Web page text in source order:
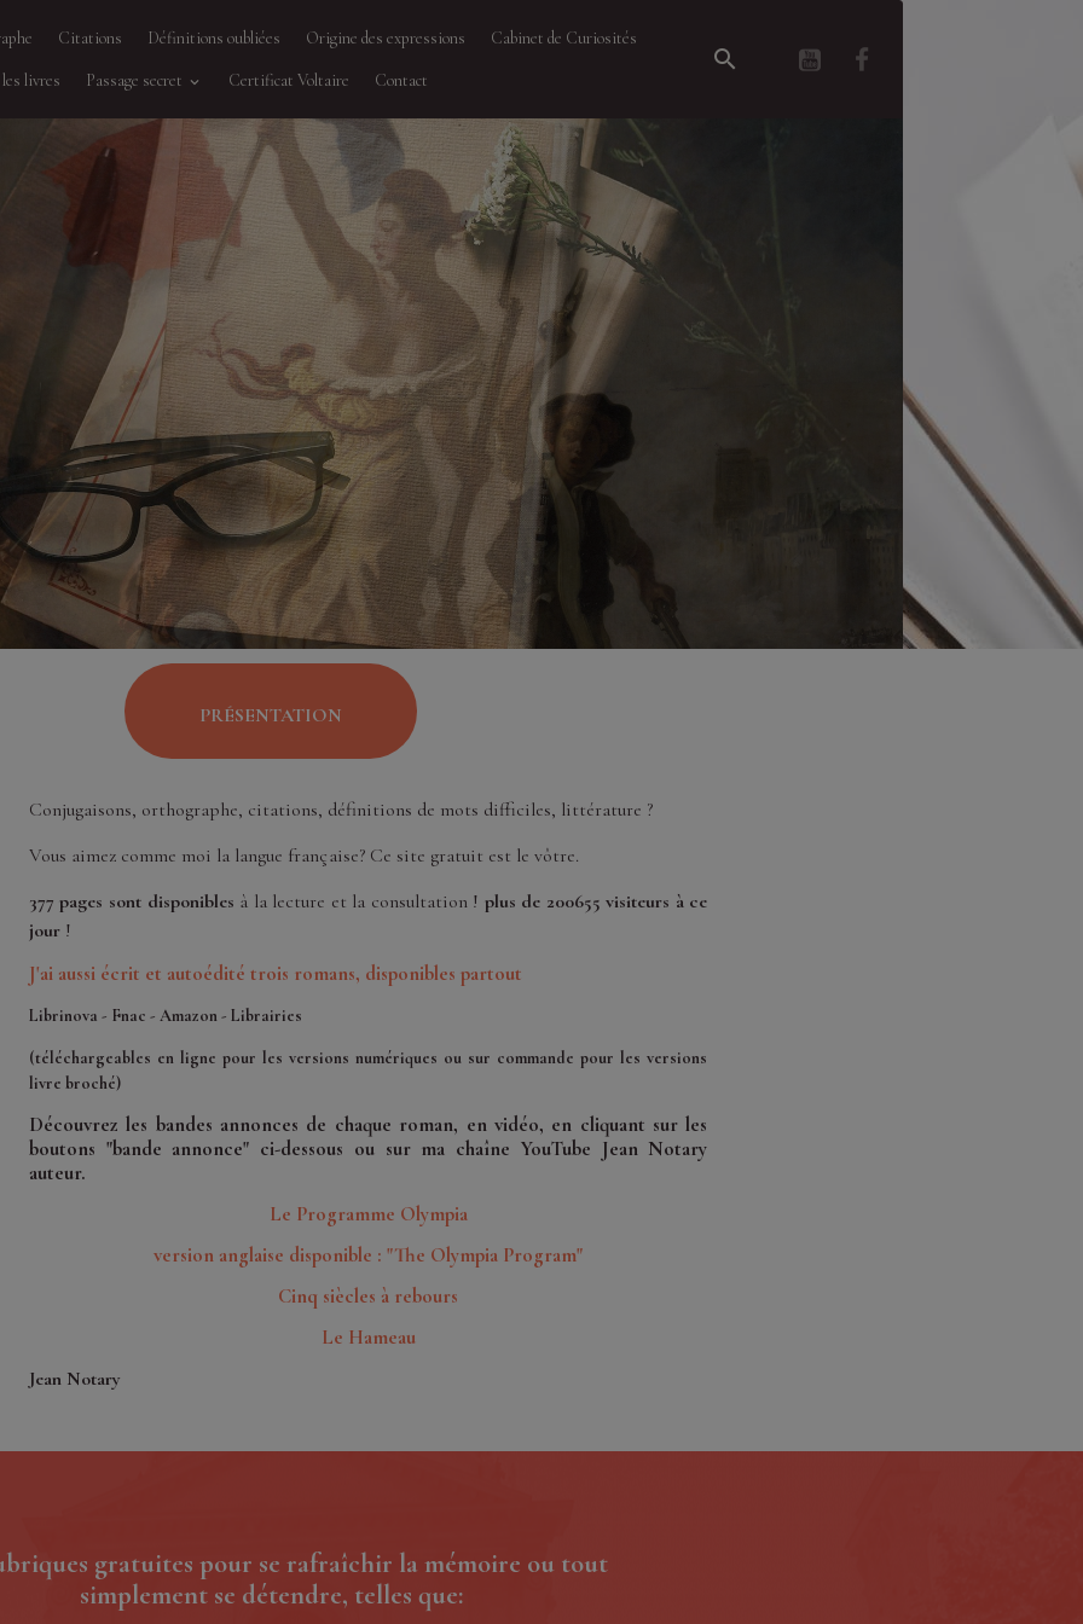
Citations Définitions oubliées Origine des expressions Cabinet de Curiosités
livres Passage secret Certificat Voltaire Contact
PRÉSENTATION
Conjugaisons, orthographe, citations, définitions de mots difficiles, littérature ?
Vous aimez comme moi la langue française? Ce site gratuit est le vôtre.
377 pages sont disponibles à la lecture et la consultation ! plus de 200655 visiteurs à ce
jour!
J'ai aussi écrit et autoédité trois romans, disponibles partout
Librinova - Fnac - Amazon - Librairies
(téléchargeables en ligne pour les versions numériques ou sur commande pour les versions
livre broché)
Découvrez les bandes annonces de chaque roman, en vidéo, en cliquant sur les
boutons "bande annonce" ci-dessous ou sur ma chaîne YouTube Jean Notary
auteur.
Le Programme Olympia
version anglaise disponible : "The Olympia Program"
Cinq siècles à rebours
Le Hameau
Jean Notary
gratuites pour se rafraîchir la mémoire ou tout
simplement se détendre, telles que: